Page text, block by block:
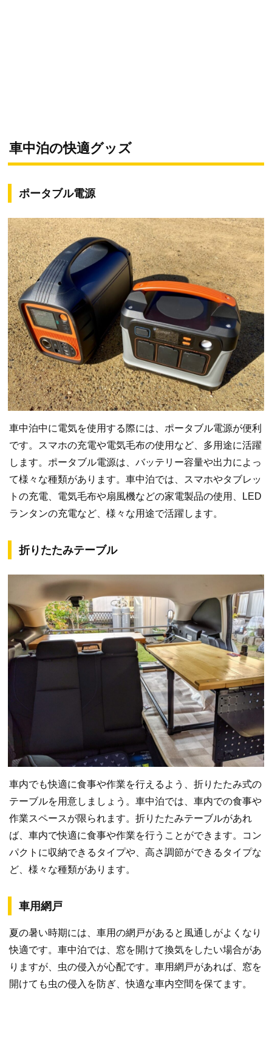
車中泊の快適グッズ
ポータブル電源
車中泊中に電気を使用する際には、ポータブル電源が便利
です。スマホの充電や電気毛布の使用など、多用途に活躍
します。ポータブル電源は、バッテリー容量や出力によっ
て様々な種類があります。車中泊では、スマホやタブレッ
トの充電、電気毛布や扇風機などの家電製品の使用、LED
ランタンの充電など、様々な用途で活躍します。
折りたたみテーブル
車内でも快適に食事や作業を行えるよう、折りたたみ式の
テーブルを用意しましょう。車中泊では、車内での食事や
作業スペースが限られます。折りたたみテーブルがあれ
ば、車内で快適に食事や作業を行うことができます。コン
パクトに収納できるタイプや、高さ調節ができるタイプな
ど、様々な種類があります。
車用網戸
夏の暑い時期には、車用の網戸があると風通しがよくなり
快適です。車中泊では、窓を開けて換気をしたい場合があ
りますが、虫の侵入が心配です。車用網戸があれば、窓を
開けても虫の侵入を防ぎ、快適な車内空間を保てます。